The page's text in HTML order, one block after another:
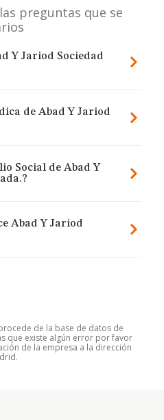
preguntas que se
Y Jariod Sociedad
de Abad Y Jariod
Social de Abad Y
Abad Y Jariod
de la base de datos de
que existe algún error por favor
de la empresa a la dirección